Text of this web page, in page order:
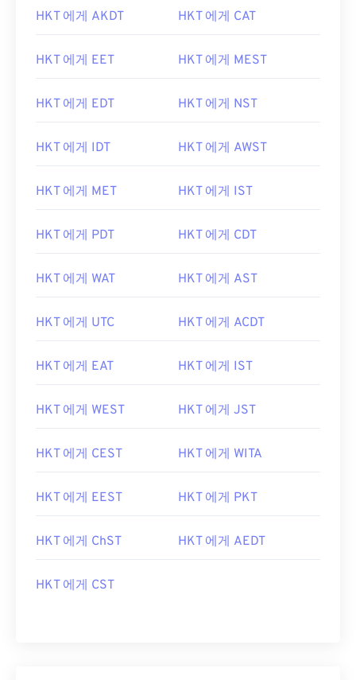
HKT 에게 AKDT HKT 에게 CAT
HKT 에게 EET HKT 에게 MEST
HKT 에게 EDT HKT 에게 NST
HKT 에게 IDT HKT 에게 AWST
HKT 에게 MET HKT 에게 IST
HKT 에게 PDT HKT 에게 CDT
HKT 에게 WAT HKT 에게 AST
HKT 에게 UTC HKT 에게 ACDT
HKT 에게 EAT HKT 에게 IST
HKT 에게 WEST HKT 에게 JST
HKT 에게 CEST HKT 에게 WITA
HKT 에게 EEST HKT 에게 PKT
HKT 에게 ChST HKT 에게 AEDT
HKT 에게 CST